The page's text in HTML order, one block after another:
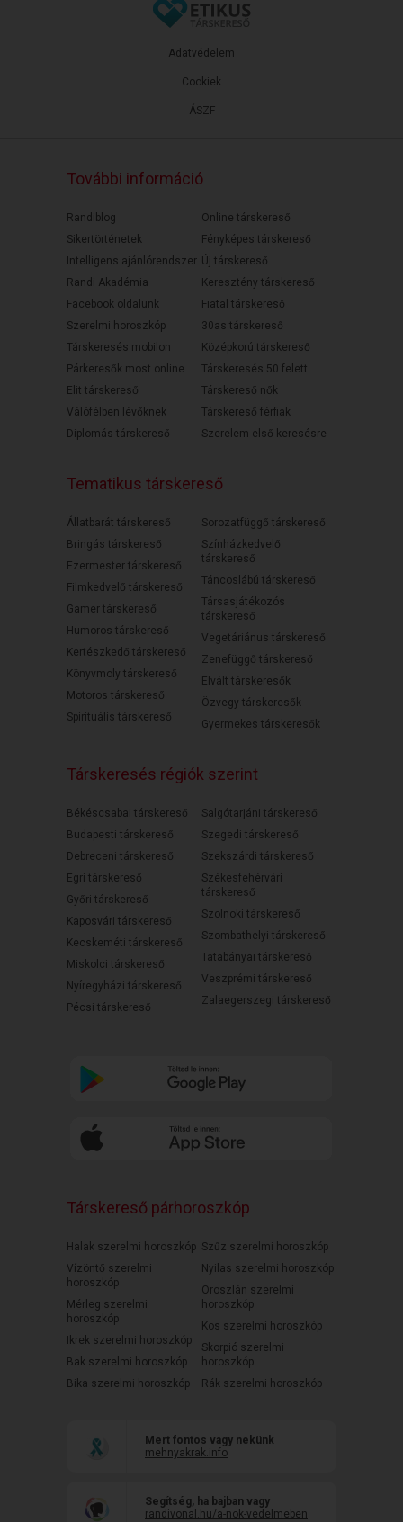
ÁSZF
Adatvédelem
Cookiek
További információ
Randiblog
Sikertörténetek
Intelligens ajánlórendszer
Randi Akadémia
Facebook oldalunk
Szerelmi horoszkóp
Társkeresés mobilon
Párkeresők most online
Elit társkereső
Válófélben lévőknek
Diplomás társkereső
Online társkereső
Fényképes társkereső
Új társkereső
Keresztény társkereső
Fiatal társkereső
30as társkereső
Középkorú társkereső
Társkeresés 50 felett
Társkereső nők
Társkereső férfiak
Szerelem első keresésre
Tematikus társkereső
Állatbarát társkereső
Bringás társkereső
Ezermester társkereső
Filmkedvelő társkereső
Gamer társkereső
Humoros társkereső
Kertészkedő társkereső
Könyvmoly társkereső
Motoros társkereső
Spirituális társkereső
Sorozatfüggő társkereső
Színházkedvelő
társkereső
Táncoslábú társkereső
Társasjátékozós
társkereső
Vegetáriánus társkereső
Zenefüggő társkereső
Elvált társkeresők
Özvegy társkeresők
Gyermekes társkeresők
Társkeresés régiók szerint
Békéscsabai társkereső
Budapesti társkereső
Debreceni társkereső
Egri társkereső
Győri társkereső
Kaposvári társkereső
Kecskeméti társkereső
Miskolci társkereső
Nyíregyházi társkereső
Pécsi társkereső
Salgótarjáni társkereső
Szegedi társkereső
Szekszárdi társkereső
Székesfehérvári
társkereső
Szolnoki társkereső
Szombathelyi társkereső
Tatabányai társkereső
Veszprémi társkereső
Zalaegerszegi társkereső
Társkereső párhoroszkóp
Halak szerelmi horoszkóp
Vízöntő szerelmi
horoszkóp
Mérleg szerelmi
horoszkóp
Ikrek szerelmi horoszkóp
Bak szerelmi horoszkóp
Bika szerelmi horoszkóp
Szűz szerelmi horoszkóp
Nyilas szerelmi horoszkóp
Oroszlán szerelmi
horoszkóp
Kos szerelmi horoszkóp
Skorpió szerelmi
horoszkóp
Rák szerelmi horoszkóp
Mert fontos vagy nekünk
mehnyakrak.info
Segítség, ha bajban vagy
randivonal.hu/a-nok-vedelmeben